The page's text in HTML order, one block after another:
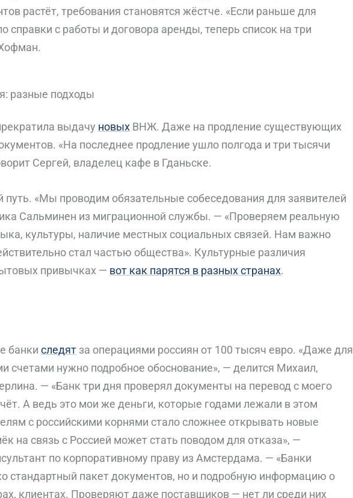
растёт, требования становятся жёстче. «Если раньше для
справки с работы и договора аренды, теперь список на три
разные подходы
выдачу новых ВНЖ. Даже на продление существующих
«На последнее продление ушло полгода и три тысячи
Сергей, владелец кафе в Гданьске.
«Мы проводим обязательные собеседования для заявителей
Сальминен из миграционной службы. — «Проверяем реальную
культуры, наличие местных социальных связей. Нам важно
стал частью общества». Культурные различия
привычках — вот как парятся в разных странах.
банки следят за операциями россиян от 100 тысяч евро. «Даже для
счетами нужно подробное обоснование», — делится Михаил,
— «Банк три дня проверял документы на перевод с моего
А ведь это мои же деньги, которые годами лежали в этом
с российскими корнями стало сложнее открывать новые
на связь с Россией может стать поводом для отказа», —
по корпоративному праву из Амстердама. — «Банки
стандартный пакет документов, но и подробную информацию о
клиентах. Проверяют даже поставщиков — нет ли среди них